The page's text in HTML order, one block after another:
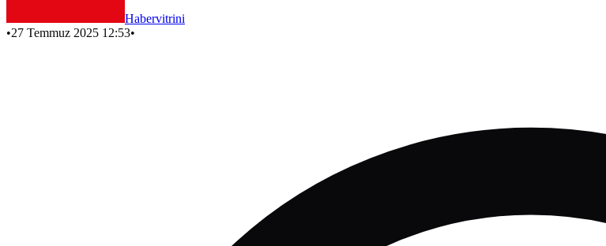
Habervitrini
•27 Temmuz 2025 12:53•